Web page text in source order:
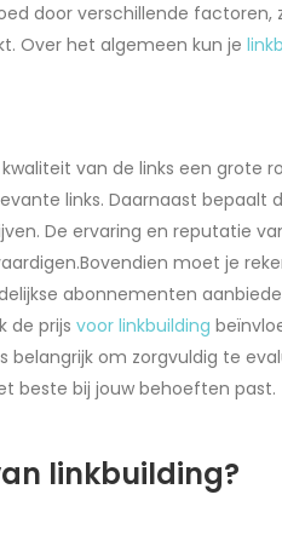
door verschillende factoren,
Over het algemeen kun je
van de links een grote
links. Daarnaast bepaalt
De ervaring en reputatie
moet je
abonnementen
de prijs voor linkbuilding
om zorgvuldig te
beste bij jouw behoeften past.
linkbuilding?